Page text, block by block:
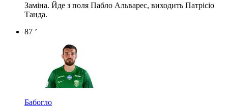
Заміна. Йде з поля Пабло Альварес, виходить Патрісіо
Танда.
87 ’
Бабогло